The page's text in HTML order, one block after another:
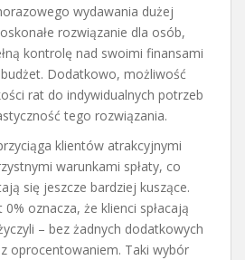
wydawania dużej
rozwiązanie dla osób,
kontrolę nad swoimi finansami
Dodatkowo, możliwość
rat do indywidualnych potrzeb
tego rozwiązania.
klientów atrakcyjnymi
warunkami spłaty, co
się jeszcze bardziej kuszące.
oznacza, że klienci spłacają
– bez żadnych dodatkowych
oprocentowaniem. Taki wybór